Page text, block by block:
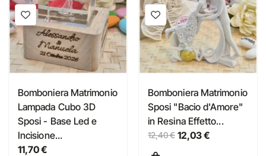
Bomboniera Matrimonio
Lampada Cubo 3D
Sposi - Base Led e
Incisione...
11,70 €
Bomboniera Matrimonio
Sposi "Bacio d'Amore"
in Resina Effetto...
12,40 € 12,03 €